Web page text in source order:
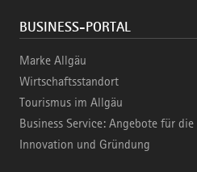
BUSINESS-PORTAL
Marke Allgäu
Wirtschaftsstandort
Tourismus im Allgäu
Business Service: Angebote für die
Innovation und Gründung